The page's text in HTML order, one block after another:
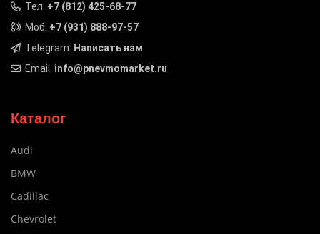
Тел: +7 (812) 425-68-77
Моб: +7 (931) 888-97-57
Telegram: Написать нам
Email: info@pnevmomarket.ru
Каталог
Audi
BMW
Cadillac
Chevrolet